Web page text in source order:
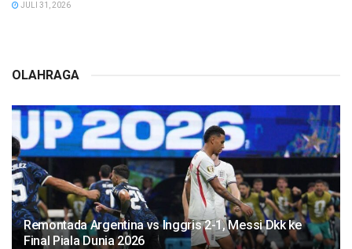
JULI 31, 2026
OLAHRAGA
Remontada Argentina vs Inggris 2-1, Messi Dkk ke
Final Piala Dunia 2026